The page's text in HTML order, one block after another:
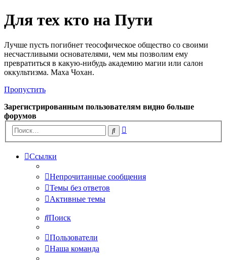
Для тех кто на Пути
Лучше пусть погибнет теософическое общество со своими
несчастливыми основателями, чем мы позволим ему
превратиться в какую-нибудь академию магии или салон
оккультизма. Маха Чохан.
Пропустить
Зарегистрированным пользователям видно больше
форумов
Поиск
Ссылки
Непрочитанные сообщения
Темы без ответов
Активные темы
Поиск
Пользователи
Наша команда